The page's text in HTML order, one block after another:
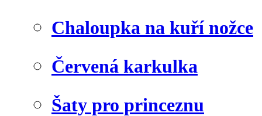
Chaloupka na kuří nožce
Červená karkulka
Šaty pro princeznu